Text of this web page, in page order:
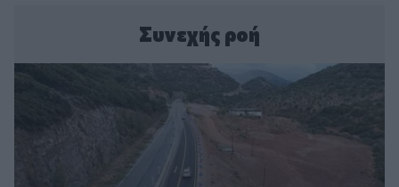
Συνεχής ροή